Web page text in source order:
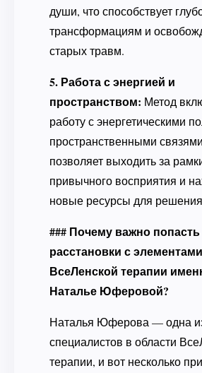
души, что способствует
трансформациям и
старых травм.
5. Работа с энергией и
пространством: Метод
работу с энергетическими
пространственными
позволяет выходить за
привычного восприятия и
новые ресурсы для
### Почему важно
расстановки с элементами
ВсеЛенской терапии
Наталье Юферовой?
Наталья Юферова — одна
специалистов в области
терапии, и вот несколько